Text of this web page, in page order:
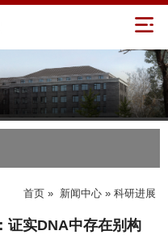
首页 » 新闻中心 » 科研进展
证实DNA中存在别构